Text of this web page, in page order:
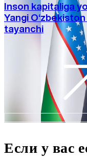
Inson kapitaliga
Yangi
tayanchi
Если у вас